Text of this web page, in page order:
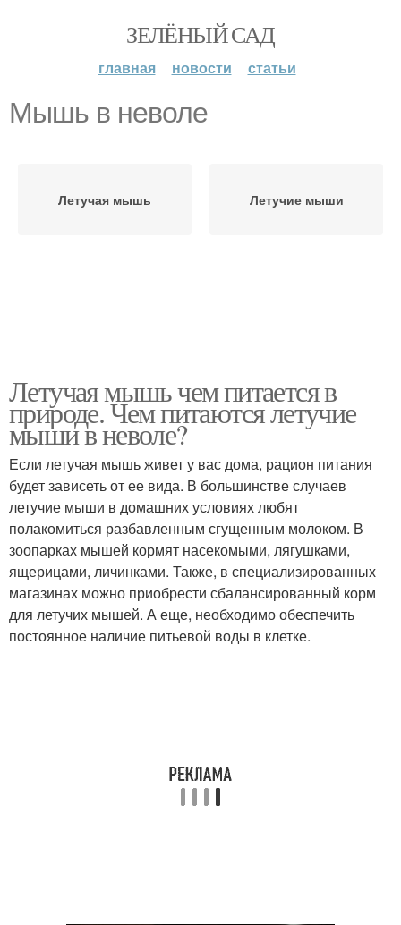
ЗЕЛЁНЫЙ САД
главная новости статьи
Мышь в неволе
Летучая мышь Летучие мыши
Летучая мышь чем питается в
природе. Чем питаются летучие
мыши в неволе?
Если летучая мышь живет у вас дома, рацион питания
будет зависеть от ее вида. В большинстве случаев
летучие мыши в домашних условиях любят
полакомиться разбавленным сгущенным молоком. В
зоопарках мышей кормят насекомыми, лягушками,
ящерицами, личинками. Также, в специализированных
магазинах можно приобрести сбалансированный корм
для летучих мышей. А еще, необходимо обеспечить
постоянное наличие питьевой воды в клетке.